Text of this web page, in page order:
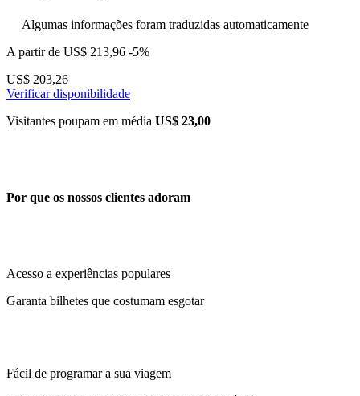
Algumas informações foram traduzidas automaticamente
A partir de US$ 213,96 -5%
US$ 203,26
Verificar disponibilidade
Visitantes poupam em média US$ 23,00
Por que os nossos clientes adoram
Acesso a experiências populares
Garanta bilhetes que costumam esgotar
Fácil de programar a sua viagem